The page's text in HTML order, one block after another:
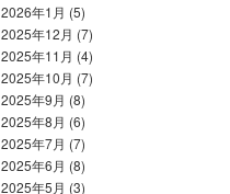
2026年1月 (5)
2025年12月 (7)
2025年11月 (4)
2025年10月 (7)
2025年9月 (8)
2025年8月 (6)
2025年7月 (7)
2025年6月 (8)
2025年5月 (3)